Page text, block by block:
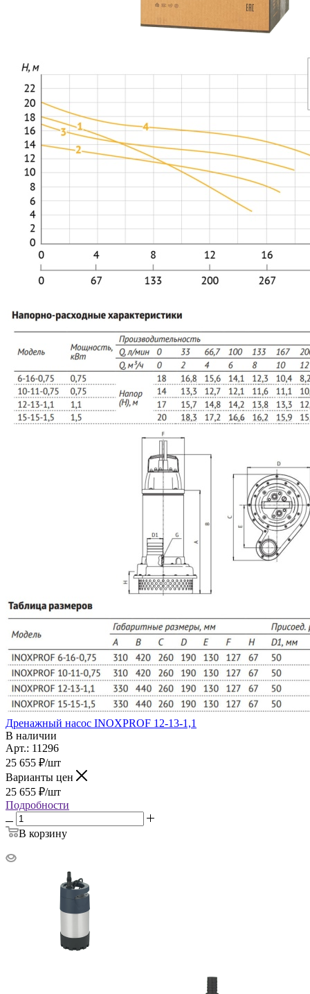
Дренажный насос INOXPROF 12-13-1,1
В наличии
Арт.: 11296
25 655 ₽/шт
Варианты цен
25 655 ₽/шт
Подробности
В корзину